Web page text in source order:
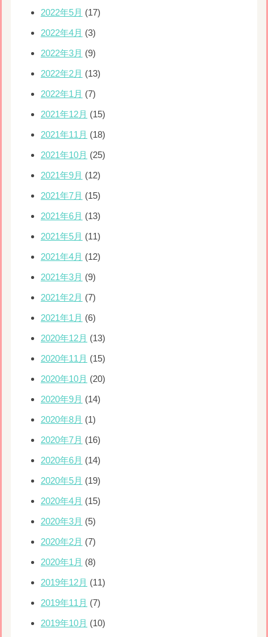
2022年5月 (17)
2022年4月 (3)
2022年3月 (9)
2022年2月 (13)
2022年1月 (7)
2021年12月 (15)
2021年11月 (18)
2021年10月 (25)
2021年9月 (12)
2021年7月 (15)
2021年6月 (13)
2021年5月 (11)
2021年4月 (12)
2021年3月 (9)
2021年2月 (7)
2021年1月 (6)
2020年12月 (13)
2020年11月 (15)
2020年10月 (20)
2020年9月 (14)
2020年8月 (1)
2020年7月 (16)
2020年6月 (14)
2020年5月 (19)
2020年4月 (15)
2020年3月 (5)
2020年2月 (7)
2020年1月 (8)
2019年12月 (11)
2019年11月 (7)
2019年10月 (10)